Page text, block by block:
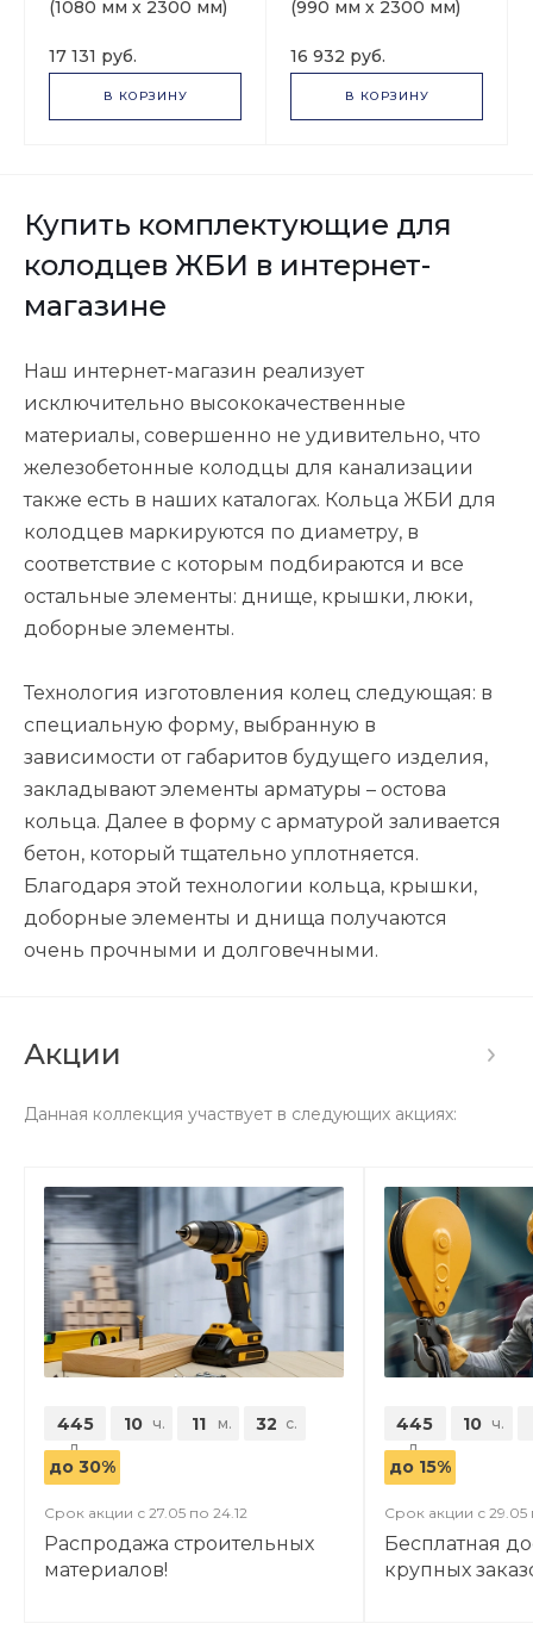
(1080 мм х 2300 мм)
17 131 руб.
В КОРЗИНУ
(990 мм х 2300 мм)
16 932 руб.
В КОРЗИНУ
Купить комплектующие для
колодцев ЖБИ в интернет-
магазине
Наш интернет-магазин реализует
исключительно высококачественные
материалы, совершенно не удивительно, что
железобетонные колодцы для канализации
также есть в наших каталогах. Кольца ЖБИ для
колодцев маркируются по диаметру, в
соответствие с которым подбираются и все
остальные элементы: днище, крышки, люки,
доборные элементы.
Технология изготовления колец следующая: в
специальную форму, выбранную в
зависимости от габаритов будущего изделия,
закладывают элементы арматуры – остова
кольца. Далее в форму с арматурой заливается
бетон, который тщательно уплотняется.
Благодаря этой технологии кольца, крышки,
доборные элементы и днища получаются
очень прочными и долговечными.
Акции
Данная коллекция участвует в следующих акциях:
445
д.
10 ч. 11 м. 31 с.
до 30%
Срок акции с 27.05 по 24.12
Распродажа строительных
материалов!
445
д.
10 ч.
до 15%
Срок акции с 29.05
Бесплатная
крупных